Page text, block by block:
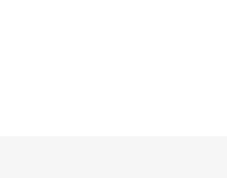
Ad­min­is­tra­tion